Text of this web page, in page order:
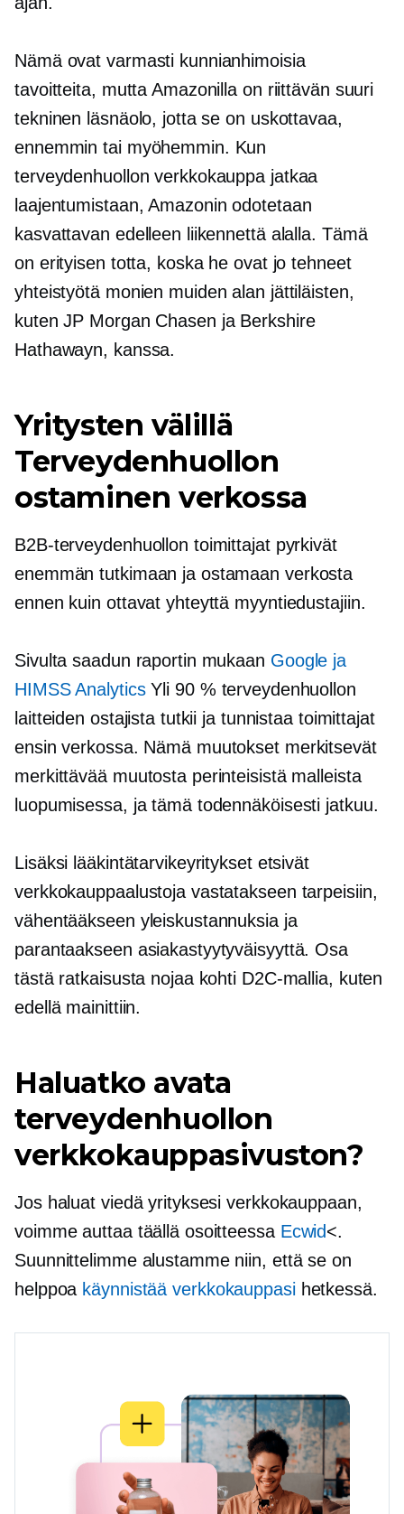
Nämä ovat varmasti kunnianhimoisia
tavoitteita, mutta Amazonilla on riittävän suuri
tekninen läsnäolo, jotta se on uskottavaa,
ennemmin tai myöhemmin. Kun
terveydenhuollon verkkokauppa jatkaa
laajentumistaan, Amazonin odotetaan
kasvattavan edelleen liikennettä alalla. Tämä
on erityisen totta, koska he ovat jo tehneet
yhteistyötä monien muiden alan jättiläisten,
kuten JP Morgan Chasen ja Berkshire
Hathawayn, kanssa.
Yritysten välillä
Terveydenhuollon
ostaminen verkossa
B2B-terveydenhuollon toimittajat pyrkivät
enemmän tutkimaan ja ostamaan verkosta
ennen kuin ottavat yhteyttä myyntiedustajiin.
Sivulta saadun raportin mukaan Google ja
HIMSS AnalyticsYli 90 % terveydenhuollon
laitteiden ostajista tutkii ja tunnistaa toimittajat
ensin verkossa. Nämä muutokset merkitsevät
merkittävää muutosta perinteisistä malleista
luopumisessa, ja tämä todennäköisesti jatkuu.
Lisäksi lääkintätarvikeyritykset etsivät
verkkokauppaalustoja vastatakseen tarpeisiin,
vähentääkseen yleiskustannuksia ja
parantaakseen asiakastyytyväisyyttä. Osa
tästä ratkaisusta nojaa kohti D2C-mallia, kuten
edellä mainittiin.
Haluatko avata
terveydenhuollon
verkkokauppasivuston?
Jos haluat viedä yrityksesi verkkokauppaan,
voimme auttaa täällä osoitteessa Ecwid<.
Suunnittelimme alustamme niin, että se on
helppoa käynnistää verkkokauppasihetkessä.